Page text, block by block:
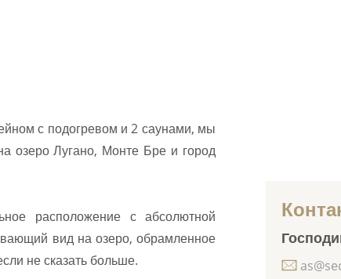
с подогревом и 2 саунами, мы
озеро Лугано, Монте Бре и город
расположение с абсолютной
вид на озеро, обрамленное
не сказать больше.